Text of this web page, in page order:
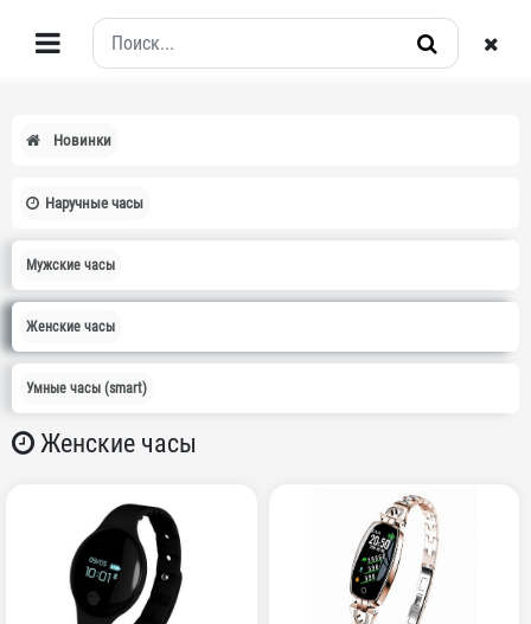
Новинки
Наручные часы
Мужские часы
Женские часы
Умные часы (smart)
Женские часы